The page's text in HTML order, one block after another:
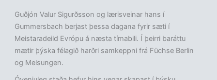
Guðjón Valur Sigurðsson og lærisveinar hans í
Gummersbach berjast þessa dagana fyrir sæti í
Meistaradeild Evrópu á næsta tímabili. Í þeirri baráttu
mætir þýska félagið harðri samkeppni frá Füchse Berlin
og Melsungen.